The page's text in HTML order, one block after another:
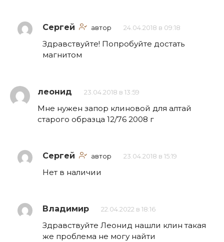
Сергей автор 24.04.2018 в 09:18
Здравствуйте! Попробуйте достать
магнитом
леонид 23.04.2018 в 13:59
Мне нужен запор клиновой для алтай
старого образца 12/76 2008 г
Сергей автор 23.04.2018 в 15:19
Нет в наличии
Владимир 22.04.2022 в 18:16
Здравствуйте Леонид нашли клин такая
же проблема не могу найти